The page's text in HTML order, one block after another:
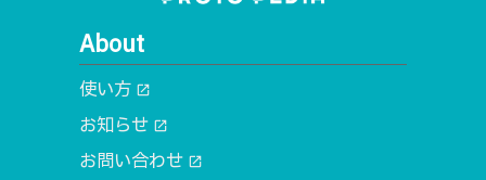
About
使い方 open_in_new
お知らせ open_in_new
お問い合わせ open_in_new